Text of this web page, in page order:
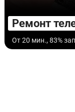
Ремонт
От 20 мин., 83%